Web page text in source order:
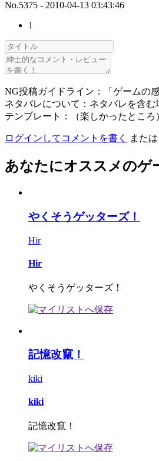
No.5375 - 2010-04-13 03:43:46
1
NG投稿ガイドライン：「ゲームの
ネタバレについて：ネタバレを含
テンプレート：（楽しかったとこ
ログインしてコメントを書く または
あなたにオススメのゲ
やくそうゲッターズ！
Hir
Hir
やくそうゲッターズ！
記憶改竄！
kiki
kiki
記憶改竄！